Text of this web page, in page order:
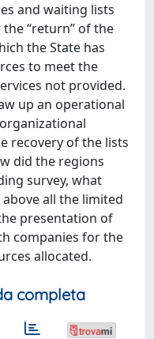
and waiting lists
“return” of the
the State has
to meet the
not provided.
up an operational
recovery of the lists
did the regions
survey, what
all the limited
presentation of
companies for the
allocated.
completa